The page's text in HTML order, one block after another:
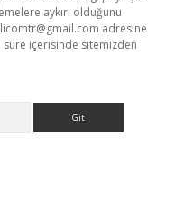
aykırı olduğunu
adresine
içerisinde sitemizden